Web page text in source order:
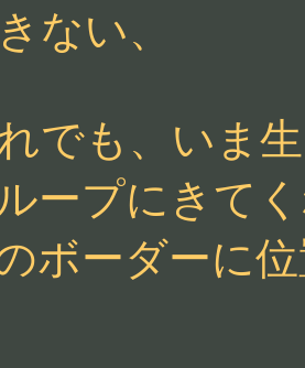
ない、
でも、いま
ープにきて
ボーダーに